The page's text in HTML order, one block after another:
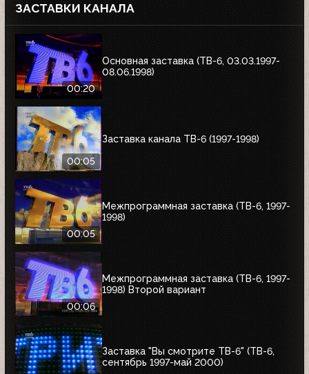
ЗАСТАВКИ КАНАЛА
00:20
Основная заставка (ТВ-6, 03.03.1997-
08.06.1998)
00:05
Заставка канала ТВ-6 (1997-1998)
00:05
Межпрограммная заставка (ТВ-6, 1997-
1998)
00:06
Межпрограммная заставка (ТВ-6, 1997-
1998) Второй вариант
Заставка "Вы смотрите ТВ-6" (ТВ-6,
сентябрь 1997-май 2000)